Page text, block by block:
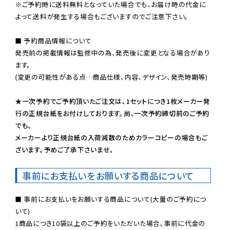
※ご予約時に送料無料となっていた場合でも、お届け時の代金に
よって送料が発生する場合もございますのでご注意下さい。
■ 予約商品情報について
発売前の掲載情報は監修中の為、発売後に変更となる場合があり
ます。
(変更の可能性がある点…商品仕様、内容、デザイン、発売時期等)
★一次予約でご予約頂いたご注文は、1セットにつき1枚メーカー発
行の正規台紙をお付けしております。尚、一次予約締切前のご予約
でも、
メーカーより正規台紙の入荷減数のためカラーコピーの場合もご
ざいます。予めご了承下さいませ。
事前にお支払いをお願いする商品について
■ 事前にお支払いをお願いする商品について(大量のご予約につ
いて)
1商品につき10袋以上のご予約をいただいた場合、事前に代金の